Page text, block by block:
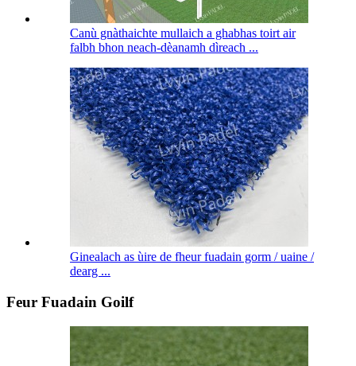
Canù gnàthaichte mullaich a ghabhas toirt air
falbh bhon neach-dèanamh dìreach ...
Ginealach as ùire de fheur fuadain gorm / uaine /
dearg ...
Feur Fuadain Goilf